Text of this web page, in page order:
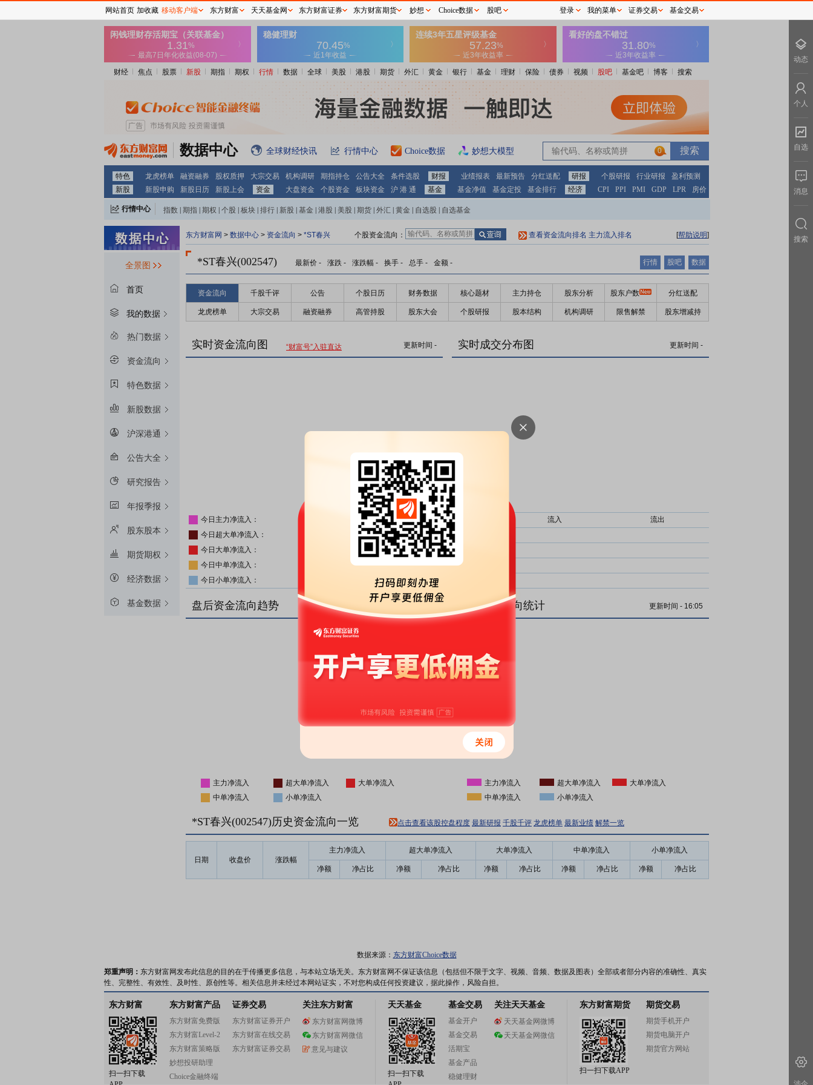
财经 焦点 股票 新股 期指 期权 行情 数据 全球 美股 港股 期货 外汇 黄金 银行 基金 理财 保险 债券 视频 股吧 基金吧 博客 搜索
数据中心 全球财经快讯 行情中心 Choice数据 妙想大模型 0
特色 龙虎榜单 融资融券 股权质押 大宗交易 机构调研 期指持仓 公告大全 条件选股 财报 业绩报表 最新预告 分红送配 研报 个股研报 行业研报
盈利预测
新股
新股申购 新股日历 新股上会 资金 大盘资金 个股资金 板块资金 沪 港 通 基金 基金净值 基金定投 基金排行 经济 CPI PPI PMI GDP LPR 房价
行情中心 指数 期指 期权 个股 板块 排行 新股 基金 港股 美股 期货 外汇 黄金 自选股 自选基金
全景图
首页
我的数据
热门数据
资金流向
特色数据
新股数据
沪深港通
公告大全
研究报告
年报季报
股东股本
期货期权
经济数据
基金数据
东方财富网 > 数据中心 > 资金流向 > *ST春兴 个股资金流向： 查看资金流向排名 主力流入排名 [帮助说明]
*ST春兴(002547) 最新价 - 涨跌 - 涨跌幅 - 换手 - 总手 - 金额 - 行情 股吧 数据
资金流向 千股千评 公告 个股日历 财务数据 核心题材 主力持仓 股东分析 股东户数 分红送配
龙虎榜单 大宗交易 融资融券 高管持股 股东大会 个股研报 股本结构 机构调研 限售解禁 股东增减持
实时资金流向图 “财富号”入驻直达 更新时间 -
今日主力净流入：
主力净比：
今日超大单净流入：
超大单净比：
今日大单净流入：
大单净比：
今日中单净流入：
中单净比：
今日小单净流入：
实时成交分布图 更新时间 -
流入
流出
盘后资金流向趋势
主力净流入 超大单净流入
大单净流入
中单净流入
小单净流入
盘后资金流向统计 更新时间 - 16:05
主力净流入 超大单净流入
大单净流入
中单净流入
小单净流入
*ST春兴(002547)历史资金流向一览 点击查看该股控盘程度 最新研报 千股千评 龙虎榜单 最新业绩 解禁一览
日期 收盘价 涨跌幅
主力净流入 超大单净流入 大单净流入 中单净流入 小单净流入
净额 净占比 净额 净占比 净额 净占比 净额 净占比 净额 净占比
数据来源： 东方财富Choice数据
郑重声明： 东方财富网发布此信息的目的在于传播更多信息，与本站立场无关。东方财富网不保证该信息（包括但不限于文字、视频、音频、数据及图表）全部或者部分内容的准确性、真实
性、完整性、有效性、及时性、原创性等。相关信息并未经过本网站证实，不对您构成任何投资建议，据此操作，风险自担。
东方财富
扫一扫下载
东方财富产品
东方财富免费版
东方财富Level-2
东方财富策略版
妙想投研助理
Choice金融终端
证券交易
东方财富证券开户
东方财富在线交易
东方财富证券交易
关注东方财富
东方财富网微博
东方财富网微信
意见与建议
天天基金
扫一扫下载
基金交易
基金开户
基金交易
活期宝
基金产品
稳健理财
关注天天基金
天天基金网微博
天天基金网微信
东方财富期货
扫一扫下载APP
期货交易
期货手机开户
期货电脑开户
期货官方网站
网站首页 加收藏 移动客户端 东方财富 天天基金网 东方财富证券 东方财富期货 妙想 Choice数据 股吧 登录 我的菜单 证券交易 基金交易
动态
个人
自选
消息
搜索